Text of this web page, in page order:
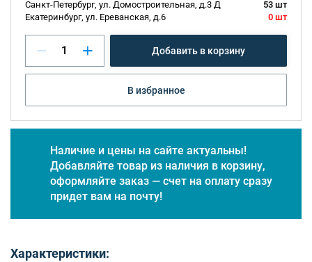
Санкт-Петербург, ул. Домостроительная, д.3 Д
53 шт
Екатеринбург, ул. Ереванская, д.6
0 шт
Добавить в корзину
В избранное
Наличие и цены на сайте актуальны!
Добавляйте товар из наличия в корзину,
оформляйте заказ — счет на оплату сразу
придет вам на почту!
Характеристики: